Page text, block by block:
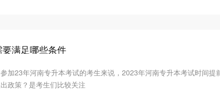
满足哪些条件
加23年河南专升本考试的考生来说，2023年河南专升本考试时间提
政策？是考生们比较关注